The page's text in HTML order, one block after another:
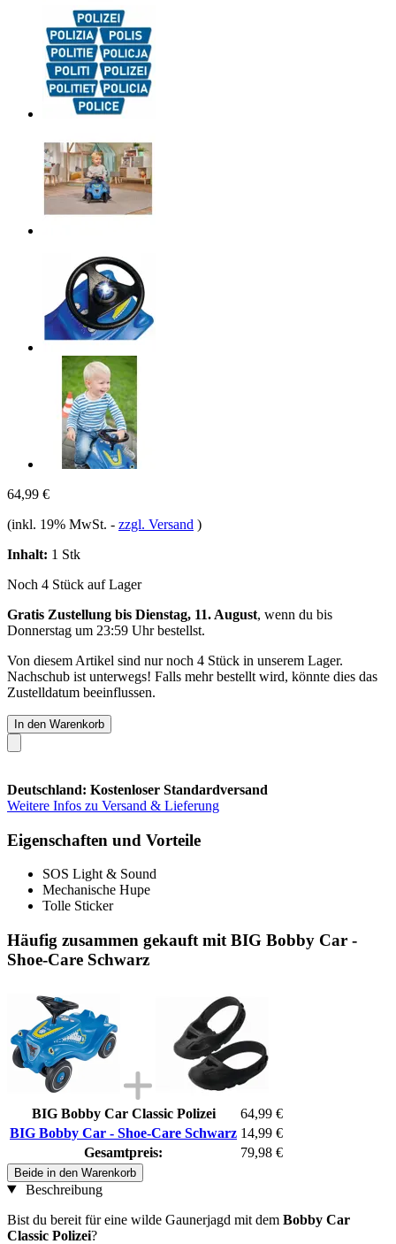
64,99 €
(inkl. 19% MwSt. - zzgl. Versand )
Inhalt: 1 Stk
Noch 4 Stück auf Lager
Gratis Zustellung bis Dienstag, 11. August, wenn du bis
Donnerstag um 23:59 Uhrbestellst.
Von diesem Artikel sind nur noch 4 Stück in unserem Lager.
Nachschub ist unterwegs! Falls mehr bestellt wird, könnte dies das
Zustelldatum beeinflussen.
In den Warenkorb
Deutschland: Kostenloser Standardversand
Weitere Infos zu Versand & Lieferung
Eigenschaften und Vorteile
SOS Light & Sound
Mechanische Hupe
Tolle Sticker
Häufig zusammen gekauft mit BIG Bobby Car -
Shoe-Care Schwarz
BIG Bobby Car Classic Polizei
64,99 €
BIG Bobby Car - Shoe-Care Schwarz 14,99 €
Gesamtpreis:
79,98 €
Beide in den Warenkorb
Beschreibung
Bist du bereit für eine wilde Gaunerjagd mit dem Bobby Car
Classic Polizei?